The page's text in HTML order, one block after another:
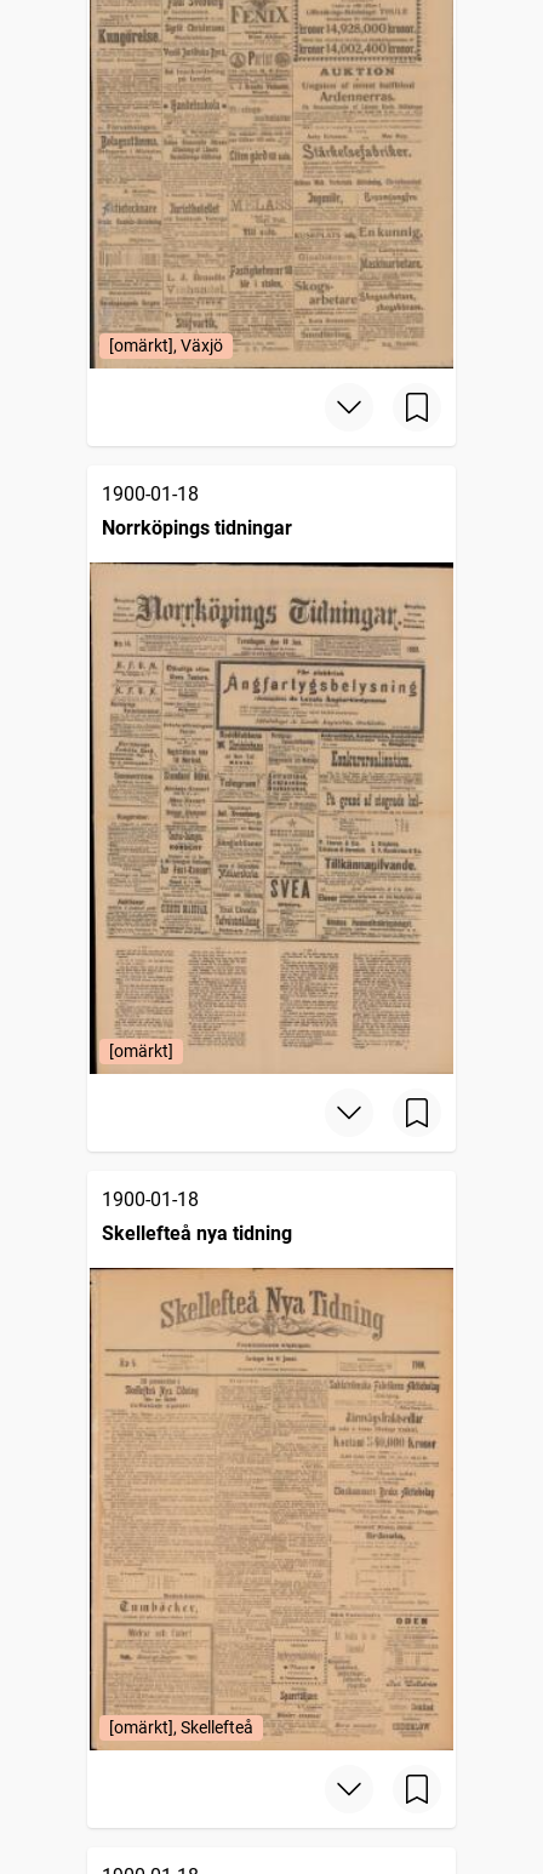
[omärkt], Växjö
1900-01-18
Norrköpings tidningar
[omärkt]
1900-01-18
Skellefteå nya tidning
[omärkt], Skellefteå